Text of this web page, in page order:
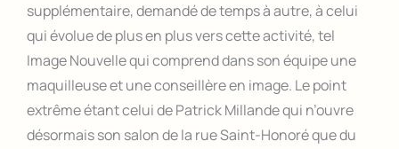
supplémentaire, demandé de temps à autre, à celui
qui évolue de plus en plus vers cette activité, tel
Image Nouvelle qui comprend dans son équipe une
maquilleuse et une conseillère en image. Le point
extrême étant celui de Patrick Millande qui n’ouvre
désormais son salon de la rue Saint-Honoré que du